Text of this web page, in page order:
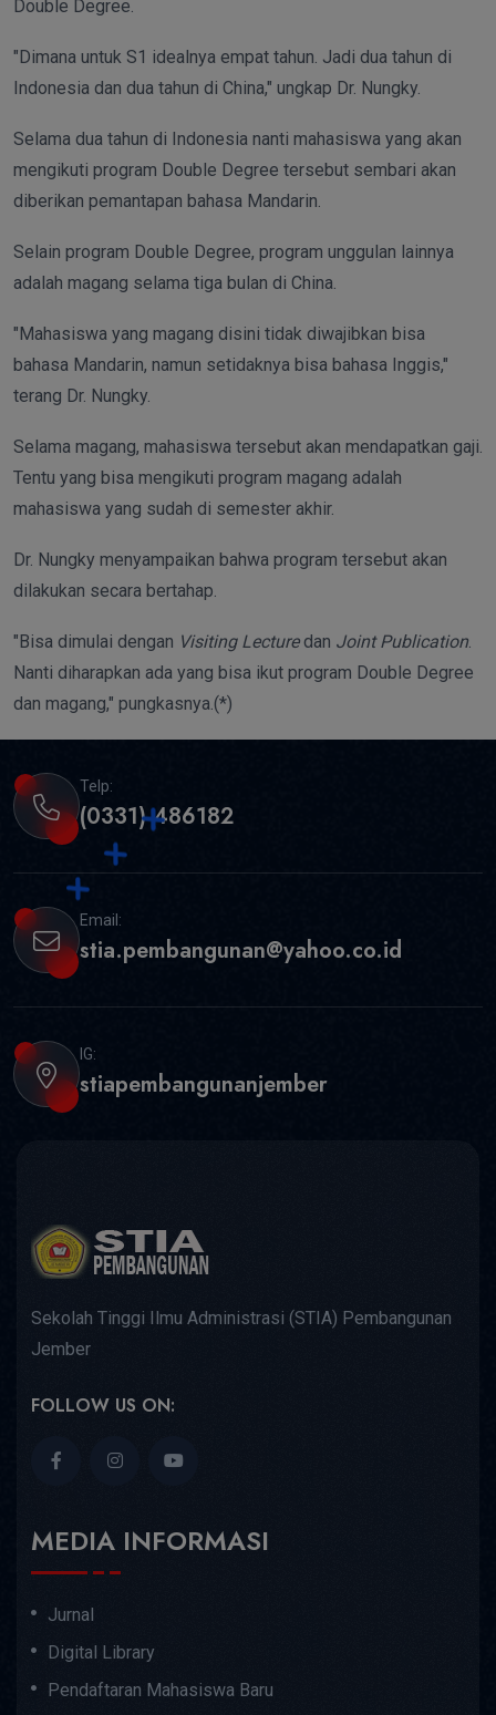
Double Degree.
"Dimana untuk S1 idealnya empat tahun. Jadi dua tahun di
Indonesia dan dua tahun di China," ungkap Dr. Nungky.
Selama dua tahun di Indonesia nanti mahasiswa yang akan
mengikuti program Double Degree tersebut sembari akan
diberikan pemantapan bahasa Mandarin.
Selain program Double Degree, program unggulan lainnya
adalah magang selama tiga bulan di China.
"Mahasiswa yang magang disini tidak diwajibkan bisa
bahasa Mandarin, namun setidaknya bisa bahasa Inggis,"
terang Dr. Nungky.
Selama magang, mahasiswa tersebut akan mendapatkan gaji.
Tentu yang bisa mengikuti program magang adalah
mahasiswa yang sudah di semester akhir.
Dr. Nungky menyampaikan bahwa program tersebut akan
dilakukan secara bertahap.
"Bisa dimulai dengan Visiting Lecturedan Joint Publication
Nanti diharapkan ada yang bisa ikut program Double Degree
dan magang," pungkasnya.(*)
Telp:
(0331) 486182
Email:
stia.pembangunan@yahoo.co.id
IG:
stiapembangunanjember
Sekolah Tinggi Ilmu Administrasi (STIA) Pembangunan
Jember
FOLLOW US ON:
MEDIA INFORMASI
Jurnal
Digital Library
Pendaftaran Mahasiswa Baru